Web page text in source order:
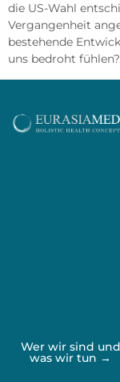
die US-Wahl
Vergangenheit
bestehende
uns bedroht
Wer wir sind und
was wir tun →